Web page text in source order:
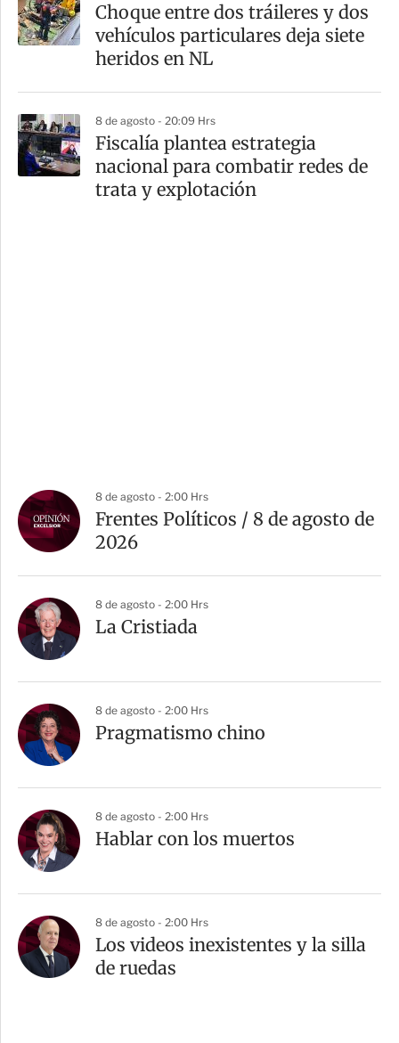
Choque entre dos tráileres y dos
vehículos particulares deja siete
heridos en NL
8 de agosto - 20:09 Hrs
Fiscalía plantea estrategia
nacional para combatir redes de
trata y explotación
8 de agosto - 2:00 Hrs
Frentes Políticos / 8 de agosto de
2026
8 de agosto - 2:00 Hrs
La Cristiada
8 de agosto - 2:00 Hrs
Pragmatismo chino
8 de agosto - 2:00 Hrs
Hablar con los muertos
8 de agosto - 2:00 Hrs
Los videos inexistentes y la silla
de ruedas